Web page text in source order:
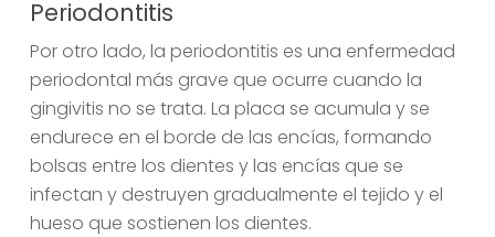
Periodontitis
Por otro lado, la periodontitis es una enfermedad
periodontal más grave que ocurre cuando la
gingivitis no se trata. La placa se acumula y se
endurece en el borde de las encías, formando
bolsas entre los dientes y las encías que se
infectan y destruyen gradualmente el tejido y el
hueso que sostienen los dientes.